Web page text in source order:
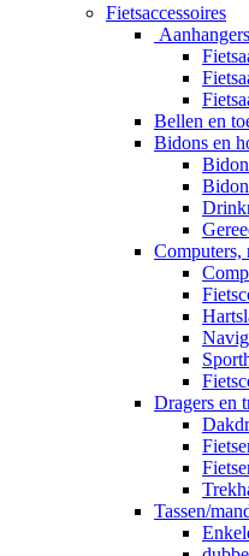
Fietsaccessoires
Bellen en
Bidons en
Computers,
Dragers en
Tassen/